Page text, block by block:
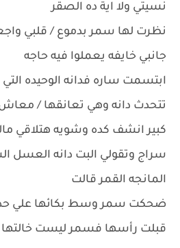
نسيتي ولا اية ده الصقر
نظرت لها سمر بدموع / قلبي
جانبي خايفه يعملوا فيه حاجه
ابتسمت ساره فدانه الوحيده
تتحدث دانه وهي تعانقها / معاش
كبير انشف كده وشويه هتلاقي
سراج وتقولي البت دانه العسل
المانجه القمر قالت
ضحكت سمر وسط بكائها علي
قبلت رأسها فسمر ليست